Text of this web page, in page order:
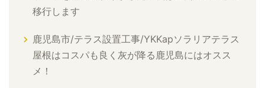
移行します
鹿児島市/テラス設置工事/YKKapソラリアテラス
屋根はコスパも良く灰が降る鹿児島にはオスス
メ！